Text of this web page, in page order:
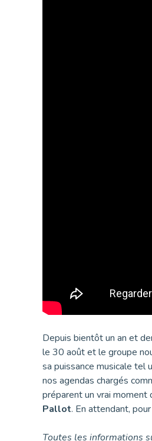
Depuis bientôt un an et
le 30 août et le groupe
sa puissance musicale tel
nos agendas chargés
préparent un vrai moment
Pallot. En attendant,
Toutes les informations